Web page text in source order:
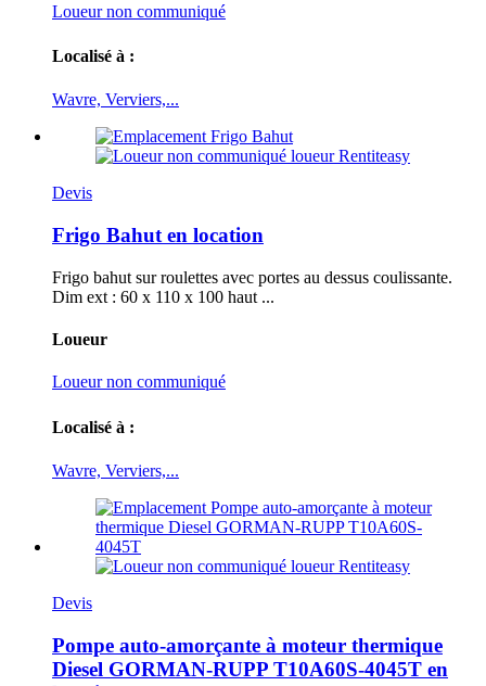
Loueur non communiqué
Localisé à :
Wavre, Verviers,...
Devis
Frigo Bahut en location
Frigo bahut sur roulettes avec portes au dessus coulissante.
Dim ext : 60 x 110 x 100 haut ...
Loueur
Loueur non communiqué
Localisé à :
Wavre, Verviers,...
Devis
Pompe auto-amorçante à moteur thermique
Diesel GORMAN-RUPP T10A60S-4045T en